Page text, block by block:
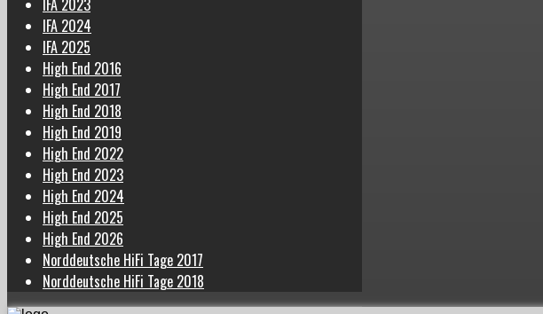
IFA 2023
IFA 2024
IFA 2025
High End 2016
High End 2017
High End 2018
High End 2019
High End 2022
High End 2023
High End 2024
High End 2025
High End 2026
Norddeutsche HiFi Tage 2017
Norddeutsche HiFi Tage 2018